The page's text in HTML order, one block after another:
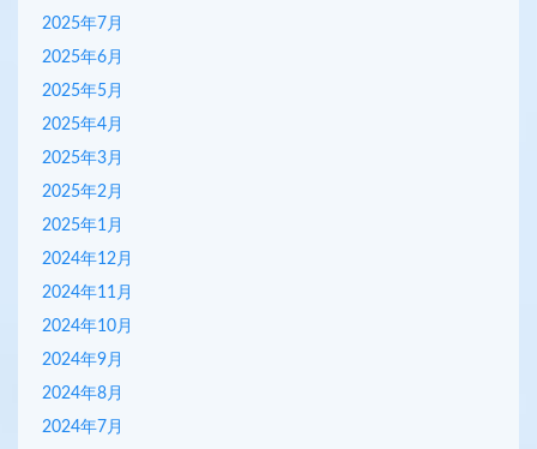
2025年7月
2025年6月
2025年5月
2025年4月
2025年3月
2025年2月
2025年1月
2024年12月
2024年11月
2024年10月
2024年9月
2024年8月
2024年7月